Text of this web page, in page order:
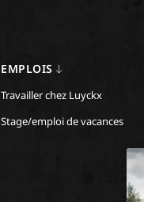
EMPLOIS
Travailler chez Luyckx
Stage/emploi de vacances